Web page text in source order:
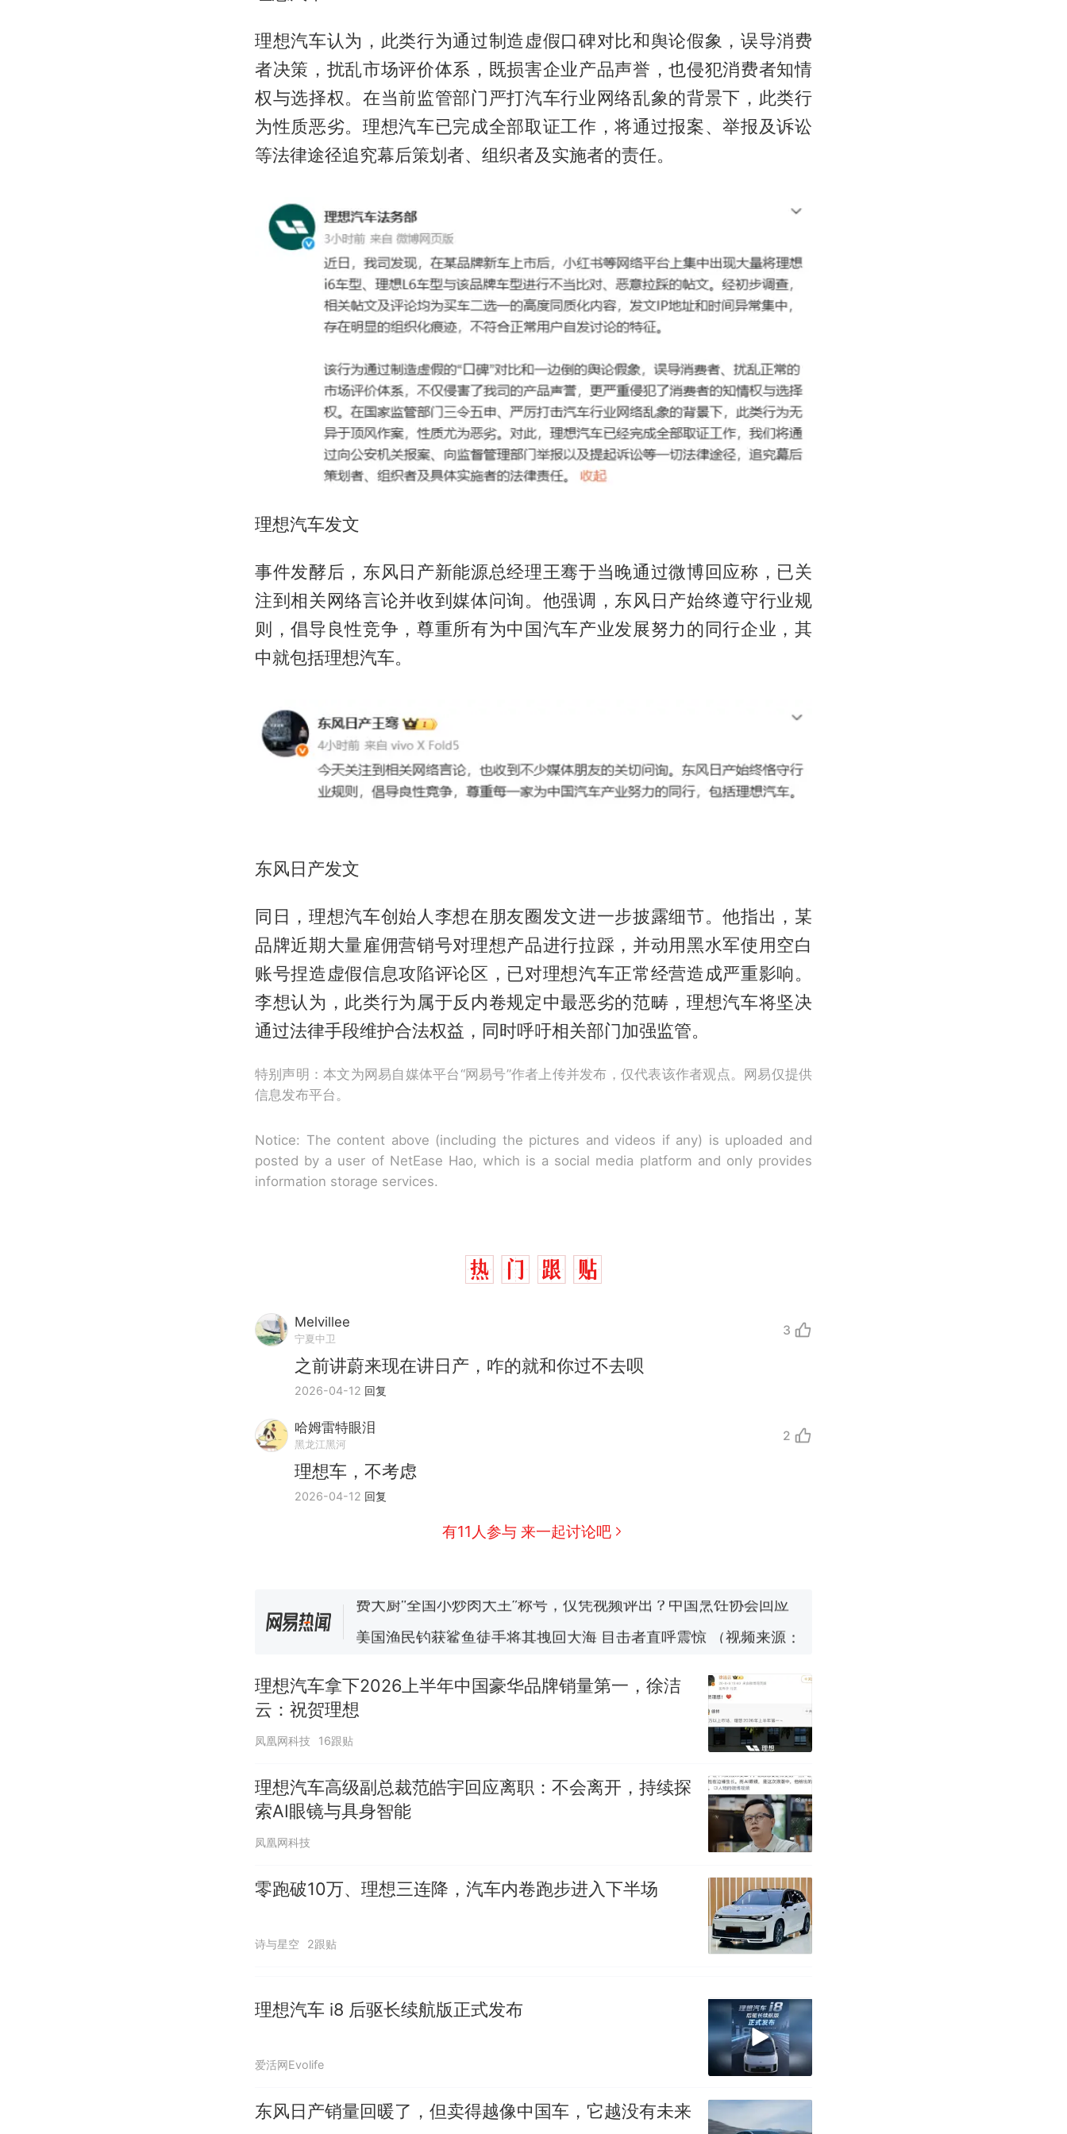
理想汽车认为，此类行为通过制造虚假口碑对比和舆论假象，误导消费
者决策，扰乱市场评价体系，既损害企业产品声誉，也侵犯消费者知情
权与选择权。在当前监管部门严打汽车行业网络乱象的背景下，此类行
为性质恶劣。理想汽车已完成全部取证工作，将通过报案、举报及诉讼
等法律途径追究幕后策划者、组织者及实施者的责任。
理想汽车发文
事件发酵后，东风日产新能源总经理王骞于当晚通过微博回应称，已关
注到相关网络言论并收到媒体问询。他强调，东风日产始终遵守行业规
则，倡导良性竞争，尊重所有为中国汽车产业发展努力的同行企业，其
中就包括理想汽车。
东风日产发文
同日，理想汽车创始人李想在朋友圈发文进一步披露细节。他指出，某
品牌近期大量雇佣营销号对理想产品进行拉踩，并动用黑水军使用空白
账号捏造虚假信息攻陷评论区，已对理想汽车正常经营造成严重影响。
李想认为，此类行为属于反内卷规定中最恶劣的范畴，理想汽车将坚决
通过法律手段维护合法权益，同时呼吁相关部门加强监管。
特别声明：本文为网易自媒体平台“网易号”作者上传并发布，仅代表该作者观点。网易仅提供
信息发布平台。
Notice: The content above (including the pictures and videos if any) is uploaded and
posted by a user of NetEase Hao, which is a social media platform and only provides
information storage services.
Melvillee
宁夏中卫
3
之前讲蔚来现在讲日产，咋的就和你过不去呗
2026-04-12 回复
哈姆雷特眼泪
黑龙江黑河
2
理想车，不考虑
2026-04-12 回复
有11人参与 来一起讨论吧
热 那个在床头放菜刀的女孩，因老师一句“跟我回家”改写了人生
制裁瓜子饺子，美国怕什么？
美国渔民钓获鲨鱼徒手将其拽回大海 目击者直呼震惊 （视频来源：
参考消息）
佛山一中学招聘物理教师，笔试前13名均遭淘汰？教育局：已叫停
招聘，成立调查组全面核查
那个在床头放菜刀的女孩，因老师一句“跟我回家”改写了人生
理想汽车拿下2026上半年中国豪华品牌销量第一，徐洁
云：祝贺理想
凤凰网科技 16跟贴
理想汽车高级副总裁范皓宇回应离职：不会离开，持续探
索AI眼镜与具身智能
凤凰网科技
零跑破10万、理想三连降，汽车内卷跑步进入下半场
诗与星空 2跟贴
理想汽车 i8 后驱长续航版正式发布
爱活网Evolife
东风日产销量回暖了，但卖得越像中国车，它越没有未来